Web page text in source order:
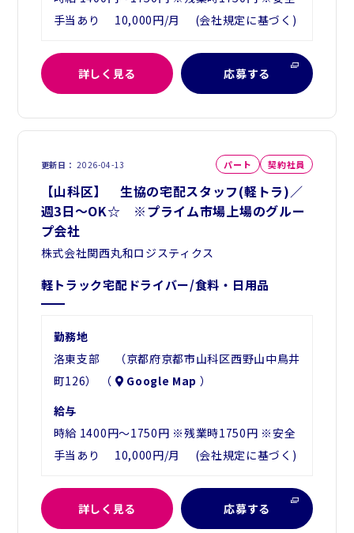
手当あり 10,000円/月 (会社規定に基づく)
詳しく見る 応募する
更新日 2026-04-13 パート 契約社員
【山科区】 生協の宅配スタッフ(軽トラ)／
週3日～OK☆ ※プライム市場上場のグルー
プ会社
株式会社関西丸和ロジスティクス
軽トラック宅配ドライバー/食料・日用品
勤務地
洛東支部 （京都府京都市山科区西野山中鳥井
町126） （
Google Map ）
給与
時給 1400円～1750円 ※残業時1750円 ※安全
手当あり 10,000円/月 (会社規定に基づく)
詳しく見る 応募する